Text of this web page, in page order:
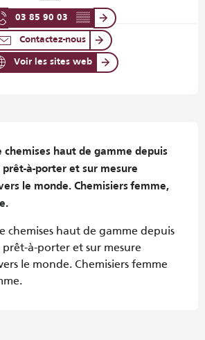
03 85 90 03 ▒▒
Contactez-nous
Voir les sites web
chemises haut de gamme depuis
prêt-à-porter et sur mesure
le monde. Chemisiers femme,
chemises haut de gamme depuis
prêt-à-porter et sur mesure
le monde. Chemisiers femme